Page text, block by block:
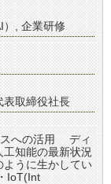
企業研修
取締役社長
スへの活用 ディ
知能の最新状況
ように生かしてい
IoT(Int